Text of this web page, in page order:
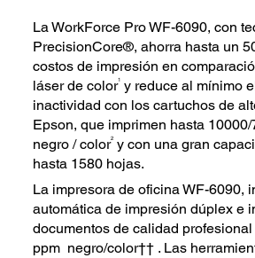
La WorkForce Pro WF-6090, con
PrecisionCore®, ahorra hasta un
costos de impresión en
láser de color1 y reduce al mínimo
inactividad con los cartuchos de
Epson, que imprimen hasta
negro / color2 y con una gran
hasta 1580 hojas.
La impresora de oficina WF-6090,
automática de impresión dúplex e
documentos de calidad
ppm negro/color†† . Las